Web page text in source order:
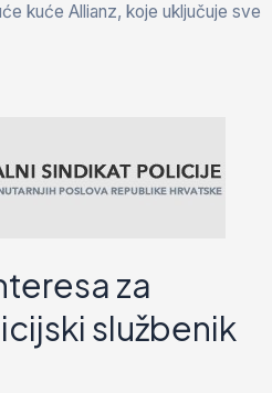
kuće Allianz, koje uključuje sve
za
službenik